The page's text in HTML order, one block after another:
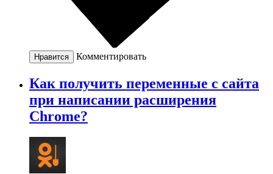
Нравится Комментировать
Как получить переменные с сайта
при написании расширения
Chrome?